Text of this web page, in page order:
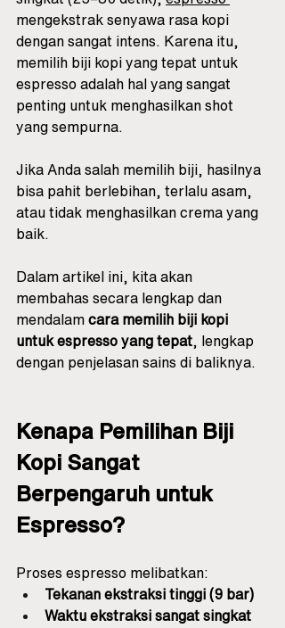
mengekstrak senyawa rasa kopi
dengan sangat intens. Karena itu,
memilih biji kopi yang tepat untuk
espresso adalah hal yang sangat
penting untuk menghasilkan shot
yang sempurna.
Jika Anda salah memilih biji, hasilnya
bisa pahit berlebihan, terlalu asam,
atau tidak menghasilkan crema yang
baik.
Dalam artikel ini, kita akan
membahas secara lengkap dan
mendalam cara memilih biji kopi
untuk espresso yang tepat , lengkap
dengan penjelasan sains di baliknya.
Kenapa Pemilihan Biji
Kopi Sangat
Berpengaruh untuk
Espresso?
Proses espresso melibatkan:
Tekanan ekstraksi tinggi (9 bar)
Waktu ekstraksi sangat singkat